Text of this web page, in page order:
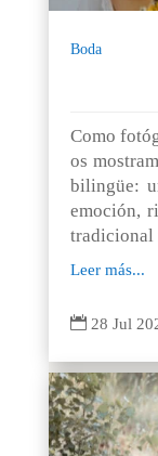
Boda
Como
os
bilingüe:
emoción,
tradicional
Leer más...
 28 Jul